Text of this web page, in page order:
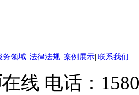
务领域| 法律法规| 案例展示| 联系我们
在线 电话：